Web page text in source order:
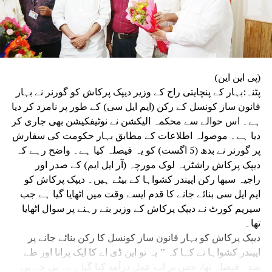
(پی این این)
پٹنہ:بہار کے پنچایتی راج کے وزیر دیپک پرکاش کو گورنر نے بہار
قانون ساز کونسل کے رکن (ایم ایل سی) کے طور پر نامزد کر دیا
ہے۔ اس حوالے سے محکمہ الیکشن نے نوٹیفکیشن بھی جاری کر
دیا ہے۔ موصولہ اطلاعات کے مطابق بہار حکومت کی سفارش
پر گورنر نے بدھ (5 اگست) کو یہ فیصلہ کیا ہے۔ واضح رہے کہ
دیپک پرکاش راشٹریہ لوک مورچہ (آر ایل ایم) کے صدر اور
راجیہ سبھا رکن اپیندر کشواہا کے بیٹے ہیں۔ دیپک پرکاش کو
ایم ایل سی بنائے جانے کا قدم ایسے وقت میں اٹھایا گیا ہے جب
سپریم کورٹ نے دیپک پرکاش کے وزیر بنے رہنے پر سوال اٹھایا
تھا۔
دیپک پرکاش کو بہار قانون ساز کونسل کا رکن بنائے جانے پر
اپیندر کشواہا نے کہا کہ ’’ یہ تو این ڈی اے کا ایک پرانا اور طے